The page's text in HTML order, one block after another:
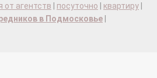
от агентств посуточно квартиру
в Подмосковье